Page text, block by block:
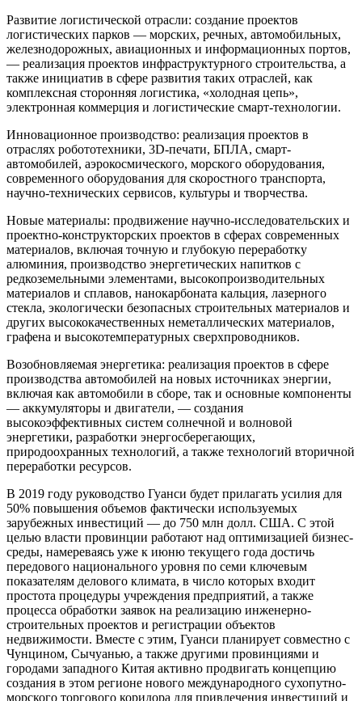
Развитие логистической отрасли: создание проектов
логистических парков — морских, речных, автомобильных,
железнодорожных, авиационных и информационных портов,
— реализация проектов инфраструктурного строительства, а
также инициатив в сфере развития таких отраслей, как
комплексная сторонняя логистика, «холодная цепь»,
электронная коммерция и логистические смарт-технологии.
Инновационное производство: реализация проектов в
отраслях робототехники, 3D-печати, БПЛА, смарт-
автомобилей, аэрокосмического, морского оборудования,
современного оборудования для скоростного транспорта,
научно-технических сервисов, культуры и творчества.
Новые материалы: продвижение научно-исследовательских и
проектно-конструкторских проектов в сферах современных
материалов, включая точную и глубокую переработку
алюминия, производство энергетических напитков с
редкоземельными элементами, высокопроизводительных
материалов и сплавов, нанокарбоната кальция, лазерного
стекла, экологически безопасных строительных материалов и
других высококачественных неметаллических материалов,
графена и высокотемпературных сверхпроводников.
Возобновляемая энергетика: реализация проектов в сфере
производства автомобилей на новых источниках энергии,
включая как автомобили в сборе, так и основные компоненты
— аккумуляторы и двигатели, — создания
высокоэффективных систем солнечной и волновой
энергетики, разработки энергосберегающих,
природоохранных технологий, а также технологий вторичной
переработки ресурсов.
В 2019 году руководство Гуанси будет прилагать усилия для
50% повышения объемов фактически используемых
зарубежных инвестиций — до 750 млн долл. США. С этой
целью власти провинции работают над оптимизацией бизнес-
среды, намереваясь уже к июню текущего года достичь
передового национального уровня по семи ключевым
показателям делового климата, в число которых входит
простота процедуры учреждения предприятий, а также
процесса обработки заявок на реализацию инженерно-
строительных проектов и регистрации объектов
недвижимости. Вместе с этим, Гуанси планирует совместно с
Чунцином, Сычуанью, а также другими провинциями и
городами западного Китая активно продвигать концепцию
создания в этом регионе нового международного сухопутно-
морского торгового коридора для привлечения инвестиций и